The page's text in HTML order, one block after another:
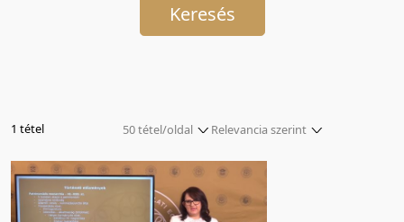
Keresés
Relevancia szerint
Relevancia szerint
Kezdés/felvétel dátuma szerint
1 tétel
50 tétel/oldal
5 tétel/oldal
10 tétel/oldal
20 tétel/oldal